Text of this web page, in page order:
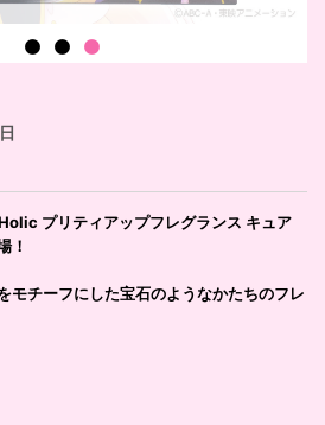
プリティアップフレグランス キュア
！
モチーフにした宝石のようなかたちのフレ